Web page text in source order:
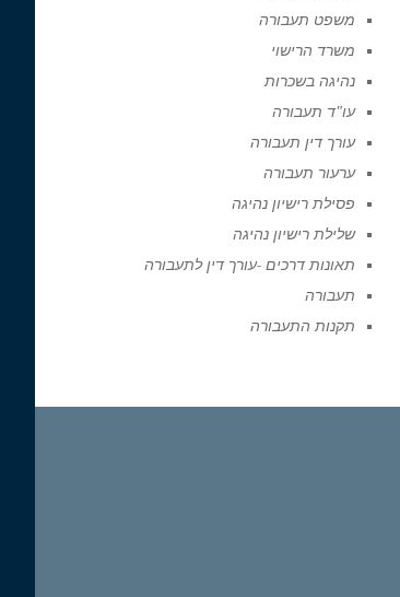
משפט תעבורה
משרד הרישוי
נהיגה בשכרות
עו"ד תעבורה
עורך דין תעבורה
ערעור תעבורה
פסילת רישיון נהיגה
שלילת רישיון נהיגה
תאונות דרכים -עורך דין לתעבורה
תעבורה
תקנות התעבורה